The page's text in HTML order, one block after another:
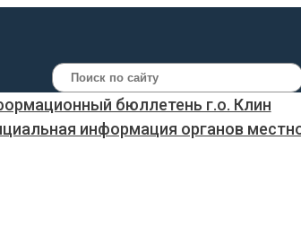
Поиск
бюллетень г.о. Клин
информация органов